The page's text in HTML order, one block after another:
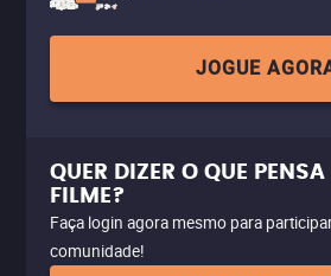
JOGUE
QUER DIZER O QUE
FILME?
Faça login agora mesmo para
comunidade!